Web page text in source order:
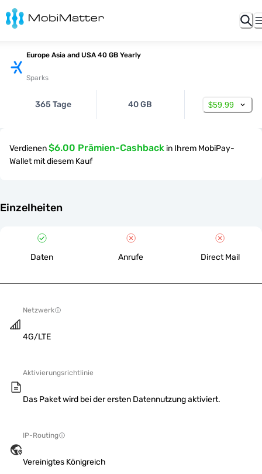
Europe Asia and USA 40 GB Yearly
Sparks
365 Tage 40 GB $59.99
Verdienen$6.00 Prämien-Cashback in Ihrem MobiPay-
Wallet mit diesem Kauf
Einzelheiten
Daten Anrufe Direct Mail
Netzwerk
4G/LTE
Aktivierungsrichtlinie
Das Paket wird bei der ersten Datennutzung aktiviert.
IP-Routing
Vereinigtes Königreich